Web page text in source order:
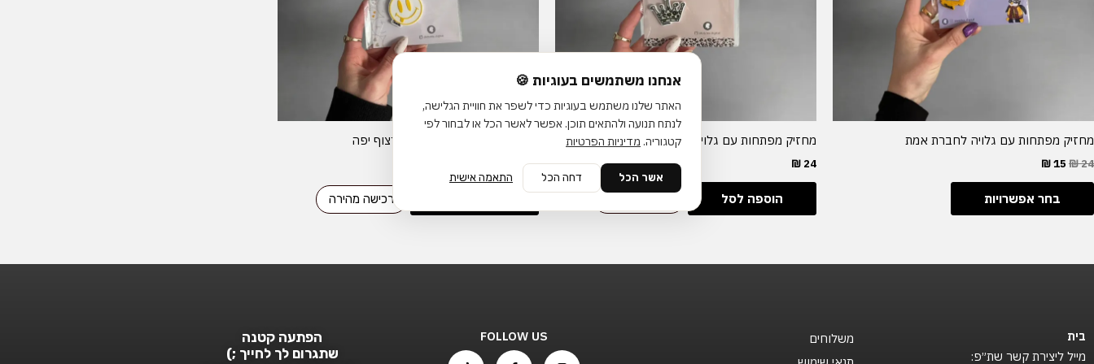
מחזיק מפתחות עם גלויה לחברת אמת
₪24
₪15
בחר אפשרויות
את
האפשרויות
בעמוד
המוצר
מחזיק מפתחות עם גלויה למלכה
₪ 24
הוספה לסל
מחזיק מפתחות עם גלויה לפרצוף יפה
24
רכישה מהירה
בית
מייל ליצירת קשר שת״פ:
משלוחים
FOLLOW US
I
F
T
הפתעה קטנה
שתגרום לך לחייך ;)
אנחנו משתמשים בעוגיות 🍪
האתר שלנו משתמש בעוגיות כדי לשפר את חוויית הגלישה,
לנתח תנועה ולהתאים תוכן. אפשר לאשר הכל או לבחור לפי
קטגוריה. מדיניות הפרטיות
אשר הכל דחה הכל התאמה אישית